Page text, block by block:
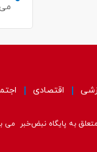
اقتصادی
به پایگاه نبض‌خبر می